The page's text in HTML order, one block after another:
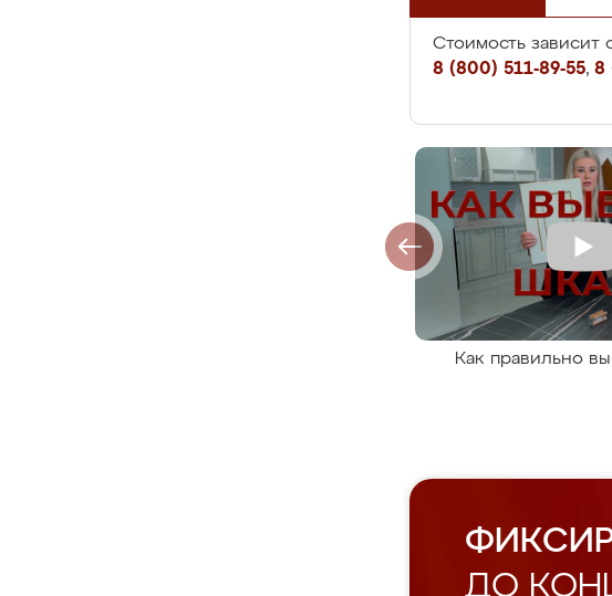
Стоимость зависит
8 (800) 511-89-55, 8
Как правильно
ДО